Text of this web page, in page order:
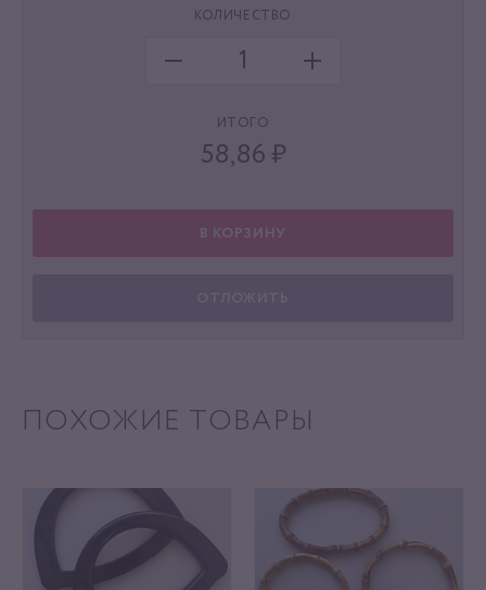
КОЛИЧЕСТВО
ИТОГО
58,86 ₽
В КОРЗИНУ
ПОХОЖИЕ ТОВАРЫ